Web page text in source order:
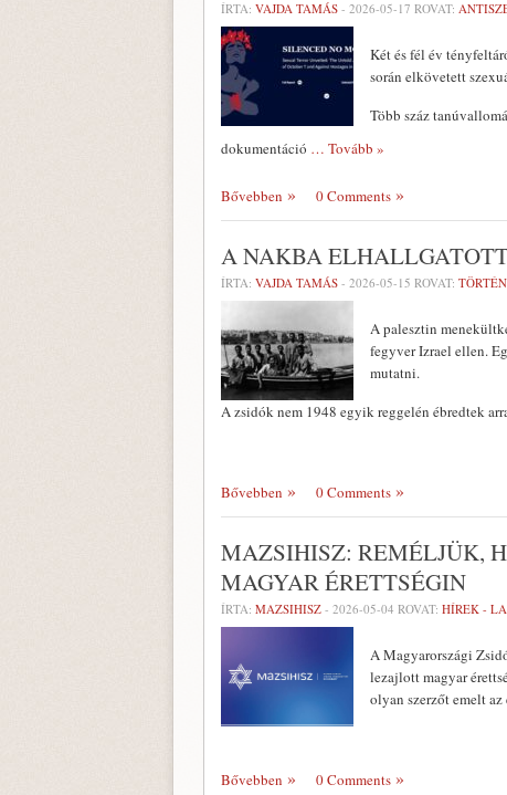
ÍRTA: VAJDA TAMÁS - 2026-05-17 ROVAT:
Két és fél év
során elkövetett
Több száz
dokumentáció … Tovább »
Bővebben 0 Comments
A NAKBA
ÍRTA: VAJDA TAMÁS - 2026-05-15 ROVAT:
A palesztin
fegyver Izrael ellen.
mutatni.
A zsidók nem 1948 egyik reggelén ébredtek
Bővebben 0 Comments
MAZSIHISZ: REMÉLJÜK,
MAGYAR ÉRETTSÉGIN
ÍRTA: MAZSIHISZ - 2026-05-04 ROVAT: HÍREK -
A Magyarországi
lezajlott magyar
olyan szerzőt emelt
Bővebben 0 Comments